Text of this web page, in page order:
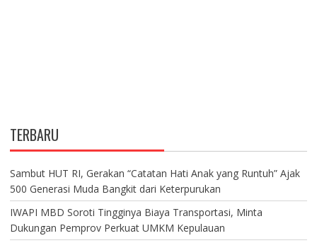
TERBARU
Sambut HUT RI, Gerakan “Catatan Hati Anak yang Runtuh” Ajak
500 Generasi Muda Bangkit dari Keterpurukan
IWAPI MBD Soroti Tingginya Biaya Transportasi, Minta
Dukungan Pemprov Perkuat UMKM Kepulauan